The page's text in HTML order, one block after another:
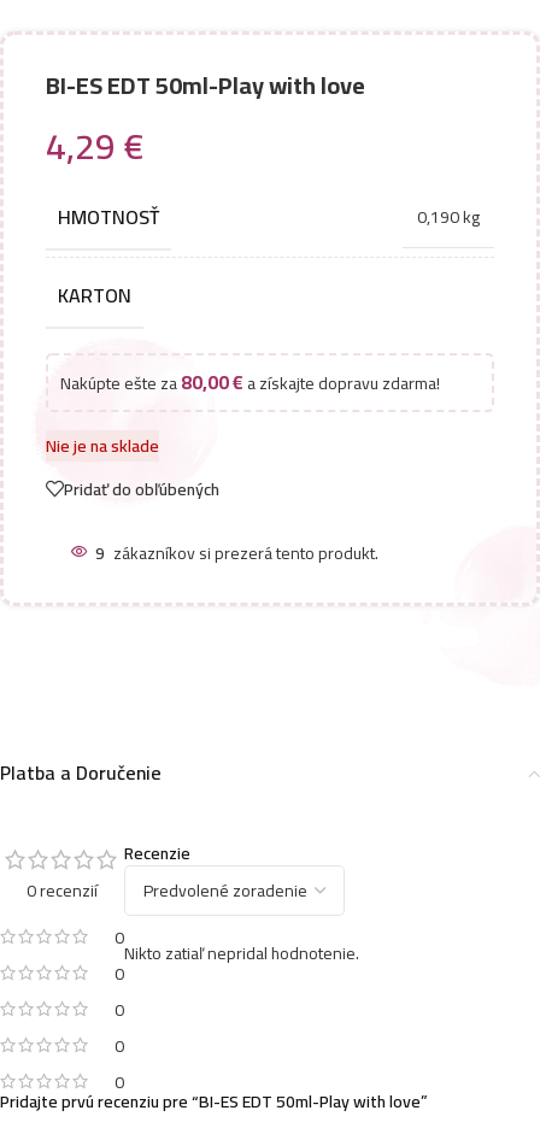
BI-ES EDT 50ml-Play with love
4,29€
HMOTNOSŤ 0,190 kg
KARTON
Nakúpte ešte za80,00€a získajte dopravu zdarma!
Nie je na sklade
Pridať do obľúbených
9 zákazníkov si prezerá tento produkt.
Platba a Doručenie
0 recenzií
0
0
0
0
0
Recenzie
Nikto zatiaľ nepridal hodnotenie.
Pridajte prvú recenziu pre “BI-ES EDT 50ml-Play with love”